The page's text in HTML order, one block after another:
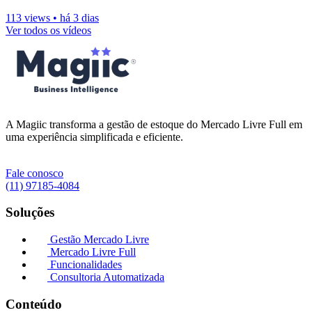
113 views • há 3 dias
Ver todos os vídeos
A Magiic transforma a gestão de estoque do Mercado Livre Full em
uma experiência simplificada e eficiente.
Fale conosco
(11) 97185-4084
Soluções
Gestão Mercado Livre
Mercado Livre Full
Funcionalidades
Consultoria Automatizada
Conteúdo